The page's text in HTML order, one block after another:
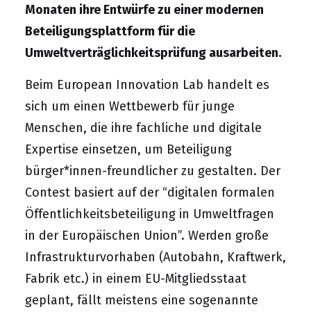
Monaten ihre Entwürfe zu einer modernen
Beteiligungsplattform für die
Umweltverträglichkeitsprüfung ausarbeiten.
Beim European Innovation Lab handelt es
sich um einen Wettbewerb für junge
Menschen, die ihre fachliche und digitale
Expertise einsetzen, um Beteiligung
bürger*innen-freundlicher zu gestalten. Der
Contest basiert auf der “digitalen formalen
Öffentlichkeitsbeteiligung in Umweltfragen
in der Europäischen Union”. Werden große
Infrastrukturvorhaben (Autobahn, Kraftwerk,
Fabrik etc.) in einem EU-Mitgliedsstaat
geplant, fällt meistens eine sogenannte